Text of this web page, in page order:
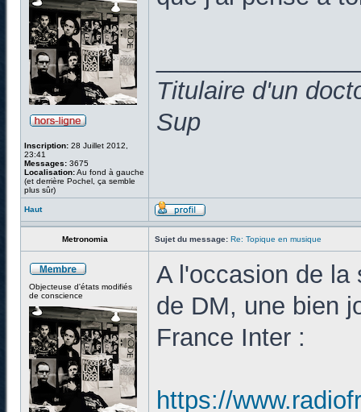
Inscription: 28 Juillet 2012,
23:41
Messages: 3675
Localisation:Au fond à gauche
(et derrière Pochel, ça semble
plus sûr)
Titulaire d'un
Sup
Haut
Metronomia Sujet du message: Re: Topique en musique
Objecteuse d'états modifiés
de conscience
A l'occasion de la
de DM, une bien
France Inter :
https://